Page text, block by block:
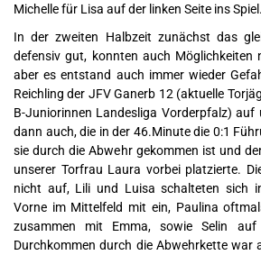
Michelle für Lisa auf der linken Seite ins Spiel.
In der zweiten Halbzeit zunächst das
defensiv gut, konnten auch Möglichkeiten
aber es entstand auch immer wieder
Reichling der JFV Ganerb 12 (aktuelle
B-Juniorinnen Landesliga Vorderpfalz) auf
dann auch, die in der 46.Minute die 0:1
sie durch die Abwehr gekommen ist und
unserer Torfrau Laura vorbei platzierte.
nicht auf, Lili und Luisa schalteten sich
Vorne im Mittelfeld mit ein, Paulina
zusammen mit Emma, sowie Selin
Durchkommen durch die Abwehrkette war